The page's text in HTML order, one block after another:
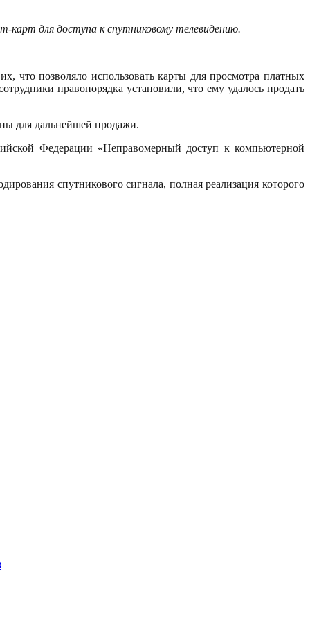
карт для доступа к спутниковому телевидению.
что позволяло использовать карты для просмотра платных
правопорядка установили, что ему удалось продать
для дальнейшей продажи.
Федерации «Неправомерный доступ к компьютерной
спутникового сигнала, полная реализация которого